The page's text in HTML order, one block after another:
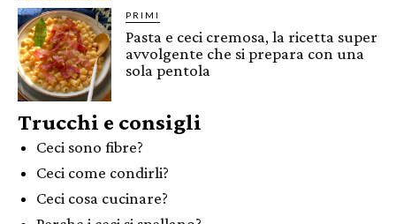
PRIMI
Pasta e ceci cremosa, la ricetta super
avvolgente che si prepara con una
sola pentola
Trucchi e consigli
Ceci sono fibre?
Ceci come condirli?
Ceci cosa cucinare?